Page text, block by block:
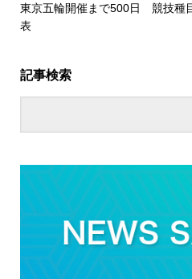
東京五輪開催まで500日 競技種
表
記事検索